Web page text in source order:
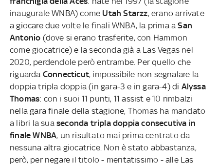
inaugurale WNBA) come Utah Starzz, erano arrivate
a giocare due volte le finali WNBA, la prima aSan
Antonio (dove si erano trasferite, con Hammon
come giocatrice) e la seconda già a Las Vegas nel
2020, perdendole però entrambe. Per quello che
riguarda Connecticut, impossibile non segnalare la
doppia tripla doppia (in gara-3 e in gara-4) di Alyssa
Thomas: con i suoi 11 punti, 11 assist e 10 rimbalzi
nella gara finale della stagione, Thomas ha mandato
a libri la suaseconda tripla doppia consecutiva in
finale WNBA, un risultato mai prima centrato da
nessuna altra giocatrice. Non è stato abbastanza,
però, per negare il titolo - meritatissimo - alle Las